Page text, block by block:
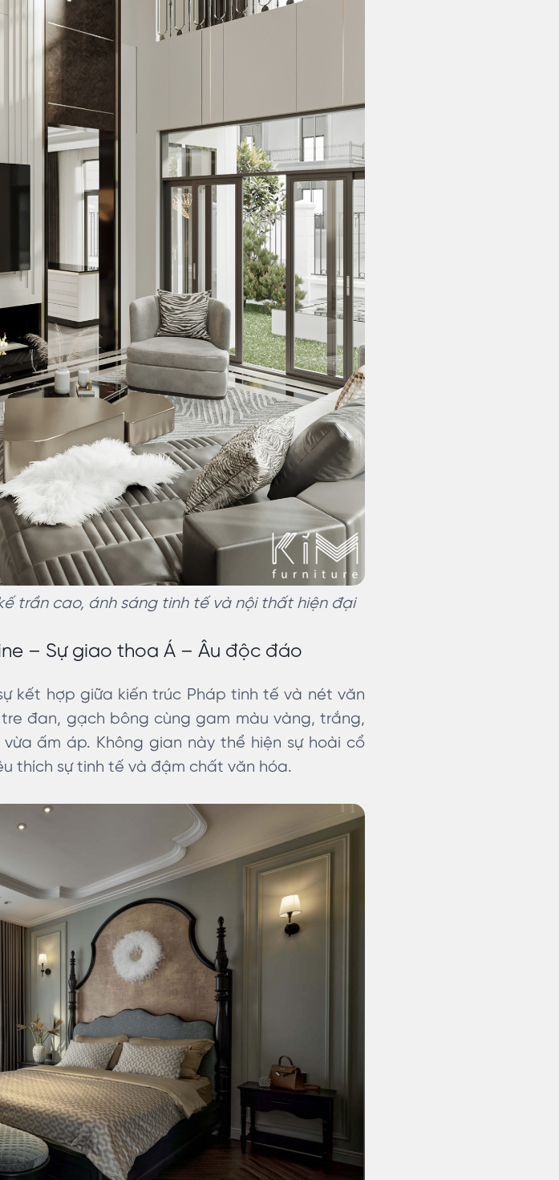
trần cao, ánh sáng tinh tế và nội thất hiện đại
– Sự giao thoa Á – Âu độc đáo
kết hợp giữa kiến trúc Pháp tinh tế và nét văn
đan, gạch bông cùng gam màu vàng, trắng,
ấm áp. Không gian này thể hiện sự hoài cổ
thích sự tinh tế và đậm chất văn hóa.